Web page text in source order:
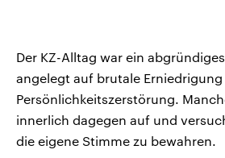
Der KZ-Alltag war ein
angelegt auf brutale
Persönlichkeitszerstörung.
innerlich dagegen auf und
die eigene Stimme zu bewahren.